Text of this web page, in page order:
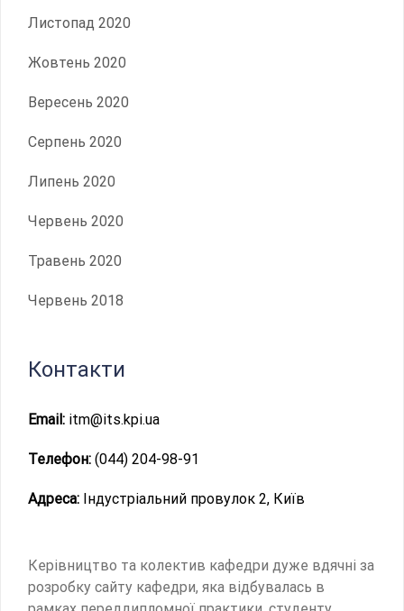
Листопад 2020
Жовтень 2020
Вересень 2020
Серпень 2020
Липень 2020
Червень 2020
Травень 2020
Червень 2018
Контакти
Email: itm@its.kpi.ua
Телефон: (044) 204-98-91
Адреса: Індустріальний провулок 2, Київ
Керівництво та колектив кафедри дуже вдячні за
розробку сайту кафедри, яка відбувалась в